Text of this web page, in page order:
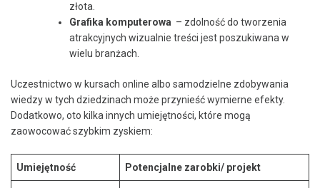
złota.
Grafika komputerowa ‍ – zdolność do tworzenia
atrakcyjnych wizualnie ⁤treści jest‍ poszukiwana w
wielu ‍branżach.
Uczestnictwo⁢ w kursach online albo ⁤samodzielne zdobywania
wiedzy w ​tych dziedzinach może przynieść wymierne efekty.
Dodatkowo, oto⁣ kilka innych ‌umiejętności, ‌które mogą⁣
zaowocować szybkim ⁢zyskiem:
Umiejętność Potencjalne zarobki/ projekt